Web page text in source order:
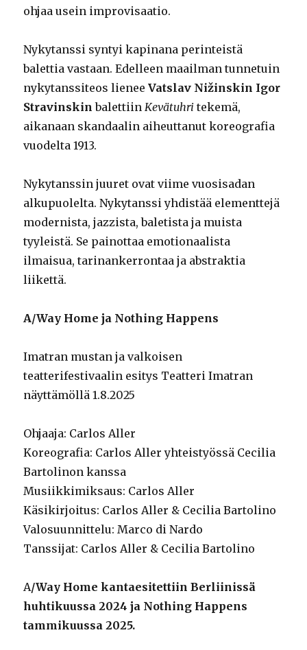
ohjaa usein improvisaatio.
Nykytanssi syntyi kapinana perinteistä
balettia vastaan. Edelleen maailman tunnetuin
nykytanssiteos lieneeVatslav Nižinskin Igor
Stravinskin balettiinKevätuhritekemä,
aikanaan skandaalin aiheuttanut koreografia
vuodelta 1913.
Nykytanssin juuret ovat viime vuosisadan
alkupuolelta. Nykytanssi yhdistää elementtejä
modernista, jazzista, baletista ja muista
tyyleistä. Se painottaa emotionaalista
ilmaisua, tarinankerrontaa ja abstraktia
liikettä.
A/Way Home ja Nothing Happens
Imatran mustan ja valkoisen
teatterifestivaalin esitys Teatteri Imatran
näyttämöllä 1.8.2025
Ohjaaja: Carlos Aller
Koreografia: Carlos Aller yhteistyössä Cecilia
Bartolinon kanssa
Musiikkimiksaus: Carlos Aller
Käsikirjoitus: Carlos Aller & Cecilia Bartolino
Valosuunnittelu: Marco di Nardo
Tanssijat: Carlos Aller & Cecilia Bartolino
A/Way Home kantaesitettiin Berliinissä
huhtikuussa 2024 ja Nothing Happens
tammikuussa 2025.